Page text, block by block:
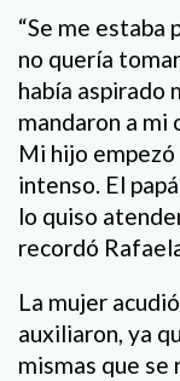
“Se me estaba
no quería
había aspirado
mandaron a mi
Mi hijo
intenso. El
lo quiso
recordó
La mujer
auxiliaron, ya
mismas que